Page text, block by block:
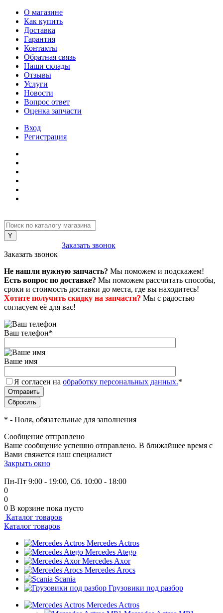
О магазине
Как купить
Доставка
Гарантия
Контакты
Обратная связь
Наши склады
Отзывы
Услуги
Новости
Вопрос ответ
Оценка запчасти
Вход
Регистрация
Заказать звонок
Заказать звонок
Не нашли нужную запчасть? Мы поможем и подскажем!
Есть вопрос по доставке? Мы поможем рассчитать способы,
сроки и стоимость доставки до места, где вы находитесь!
Хотите получить скидку на запчасти? Мы с радостью
согласуем её для вас!
Ваш телефон*
Ваше имя
Я согласен на обработку персональных данных.*
* - Поля, обязательные для заполнения
Сообщение отправлено
Ваше сообщение успешно отправлено. В ближайшее время с
Вами свяжется наш специалист
Закрыть окно
Пн-Пт 9:00 - 19:00, Сб. 10:00 - 18:00
0
0
0 В корзине пока пусто
Каталог товаров
Каталог товаров
Mercedes Actros
Mercedes Atego
Mercedes Axor
Mercedes Arocs
Scania
Грузовики под разбор
Mercedes Actros